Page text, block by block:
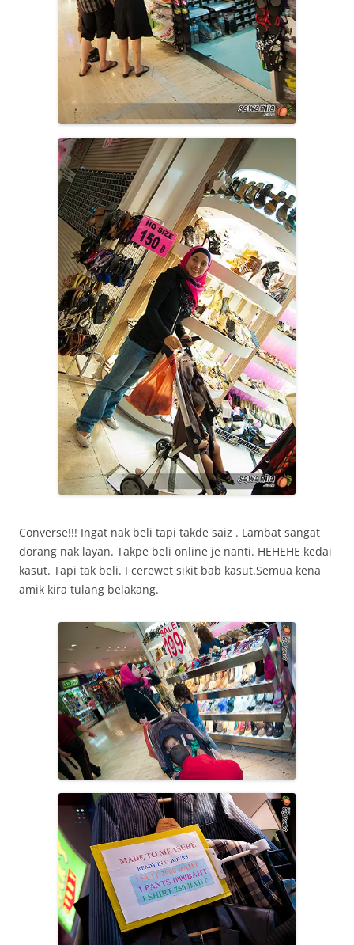
Converse!!! Ingat nak beli tapi takde saiz . Lambat sangat
dorang nak layan. Takpe beli online je nanti. HEHEHE kedai
kasut. Tapi tak beli. I cerewet sikit bab kasut.Semua kena
amik kira tulang belakang.